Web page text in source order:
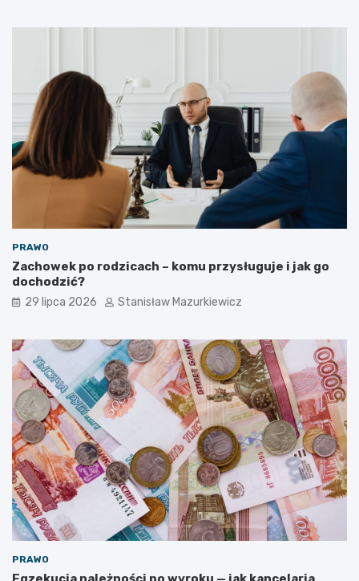
PRAWO
Zachowek po rodzicach – komu przysługuje i jak go
dochodzić?
29 lipca 2026 Stanisław Mazurkiewicz
PRAWO